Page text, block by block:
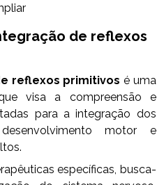
de reflexos
reflexos primitivos é uma
visa a compreensão e
para a integração dos
motor e
específicas, busca-